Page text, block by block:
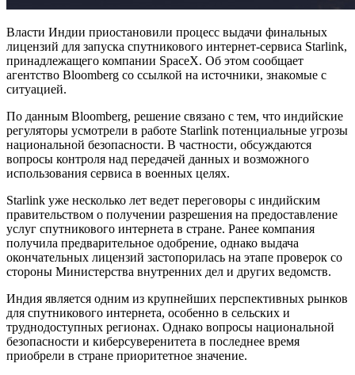
Власти Индии приостановили процесс выдачи финальных
лицензий для запуска спутникового интернет-сервиса Starlink,
принадлежащего компании SpaceX. Об этом сообщает
агентство Bloomberg со ссылкой на источники, знакомые с
ситуацией.
По данным Bloomberg, решение связано с тем, что индийские
регуляторы усмотрели в работе Starlink потенциальные угрозы
национальной безопасности. В частности, обсуждаются
вопросы контроля над передачей данных и возможного
использования сервиса в военных целях.
Starlink уже несколько лет ведет переговоры с индийским
правительством о получении разрешения на предоставление
услуг спутникового интернета в стране. Ранее компания
получила предварительное одобрение, однако выдача
окончательных лицензий застопорилась на этапе проверок со
стороны Министерства внутренних дел и других ведомств.
Индия является одним из крупнейших перспективных рынков
для спутникового интернета, особенно в сельских и
труднодоступных регионах. Однако вопросы национальной
безопасности и киберсуверенитета в последнее время
приобрели в стране приоритетное значение.